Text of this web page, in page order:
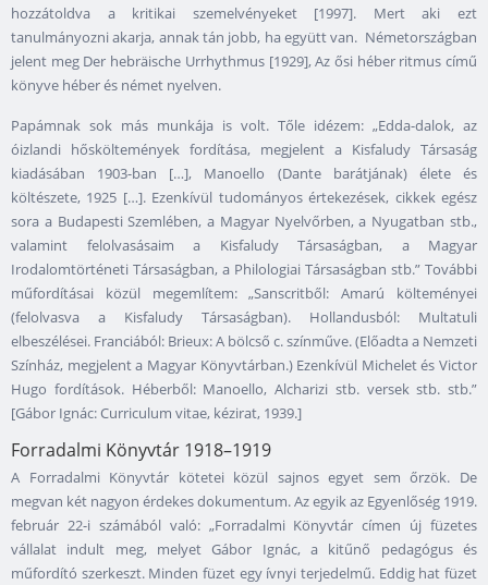
hozzátoldva a kritikai szemelvényeket [1997]. Mert aki ezt
tanulmányozni akarja, annak tán jobb, ha együtt van. Németországban
jelent meg Der hebräische Urrhythmus [1929], Az ősi héber ritmus című
könyve héber és német nyelven.
Papámnak sok más munkája is volt. Tőle idézem: „Edda-dalok, az
óizlandi hősköltemények fordítása, megjelent a Kisfaludy Társaság
kiadásában 1903-ban […], Manoello (Dante barátjának) élete és
költészete, 1925 […]. Ezenkívül tudományos értekezések, cikkek egész
sora a Budapesti Szemlében, a Magyar Nyelvőrben, a Nyugatban stb.,
valamint felolvasásaim a Kisfaludy Társaságban, a Magyar
Irodalomtörténeti Társaságban, a Philologiai Társaságban stb.” További
műfordításai közül megemlítem: „Sanscritből: Amarú költeményei
(felolvasva a Kisfaludy Társaságban). Hollandusból: Multatuli
elbeszélései. Franciából: Brieux: A bölcső c. színműve. (Előadta a Nemzeti
Színház, megjelent a Magyar Könyvtárban.) Ezenkívül Michelet és Victor
Hugo fordítások. Héberből: Manoello, Alcharizi stb. versek stb. stb.”
[Gábor Ignác: Curriculum vitae, kézirat, 1939.]
Forradalmi Könyvtár 1918–1919
A Forradalmi Könyvtár kötetei közül sajnos egyet sem őrzök. De
megvan két nagyon érdekes dokumentum. Az egyik az Egyenlőség 1919.
február 22-i számából való: „Forradalmi Könyvtár címen új füzetes
vállalat indult meg, melyet Gábor Ignác, a kitűnő pedagógus és
műfordító szerkeszt. Minden füzet egy ívnyi terjedelmű. Eddig hat füzet